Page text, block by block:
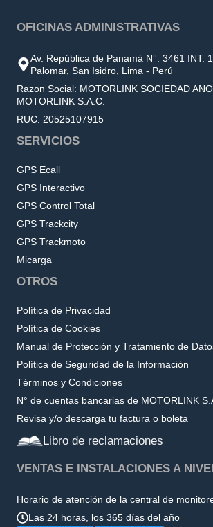
OFICINAS ADMINISTRATIVAS
Av. República de Panamá N°. 3461 INT.
Palomar, San Isidro, Lima - Perú
Razon Social: MOTORLINK SOCIEDAD
MOTORLINK S.A.C.
RUC: 20525107915
SERVICIOS
GPS Ecall
GPS Interactivo
GPS Control Total
GPS Trackcity
GPS Trackmoto
Micarga
OTROS
Política de Privacidad
Política de Cookies
Manual de Protección y Tratamiento de
Política de Seguridad de la Información
Términos y Condiciones
N° de cuentas bancarias de MOTORLINK
Revisa y/o descarga tu factura o boleta
Libro de reclamaciones
VENTAS E INSTALACIONES A
Horario de atención de la central de
Las 24 horas, los 365 días del año